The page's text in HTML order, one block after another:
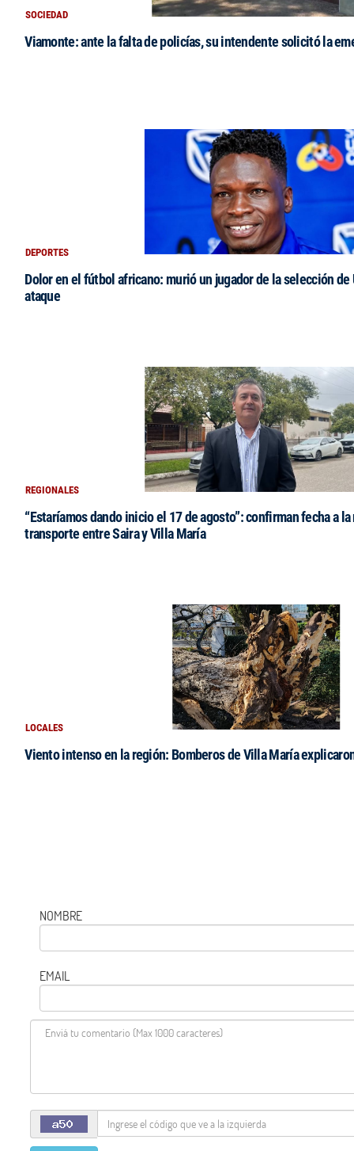
SOCIEDAD
Viamonte: ante la falta de policías, su intendente solicitó la
DEPORTES
Dolor en el fútbol africano: murió un jugador de la selección
ataque
REGIONALES
“Estaríamos dando inicio el 17 de agosto”: confirman fecha a
transporte entre Saira y Villa María
LOCALES
Viento intenso en la región: Bomberos de Villa María
NOMBRE
EMAIL